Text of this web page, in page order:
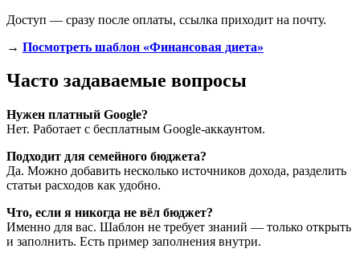
Доступ — сразу после оплаты, ссылка приходит на почту.
→ Посмотреть шаблон «Финансовая диета»
Часто задаваемые вопросы
Нужен платный Google?
Нет. Работает с бесплатным Google-аккаунтом.
Подходит для семейного бюджета?
Да. Можно добавить несколько источников дохода, разделить
статьи расходов как удобно.
Что, если я никогда не вёл бюджет?
Именно для вас. Шаблон не требует знаний — только открыть
и заполнить. Есть пример заполнения внутри.